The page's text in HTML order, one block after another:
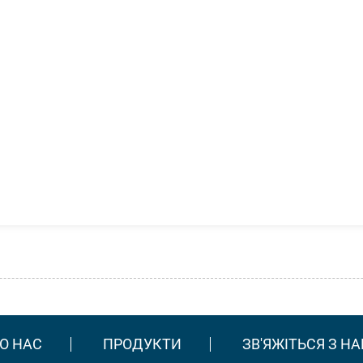
НАС ПРОДУКТИ ЗВ'ЯЖІТЬСЯ З